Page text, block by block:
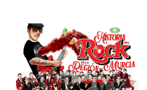
contenido